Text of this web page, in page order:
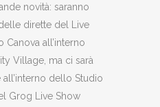
novità: saranno
dirette del Live
all’interno
Village, ma ci sarà
dello Studio
Grog Live Show